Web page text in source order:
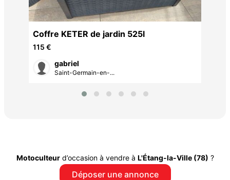
Coffre KETER de jardin 525l
115 €
gabriel
Saint-Germain-en-...
Motoculteurd’occasion à vendre à L'Étang-la-Ville (78) ?
Déposer une annonce